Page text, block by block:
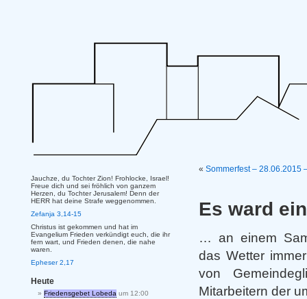
« Sommerfest – 28.06.2015
Es ward
… an einem
das Wetter
von
Mitarbeitern der
Jauchze, du Tochter Zion! Frohlocke, Israel!
Freue dich und sei fröhlich von ganzem
Herzen, du Tochter Jerusalem! Denn der
HERR hat deine Strafe weggenommen.
Zefanja 3,14-15
Christus ist gekommen und hat im
Evangelium Frieden verkündigt euch, die ihr
fern wart, und Frieden denen, die nahe
waren.
Epheser 2,17
Heute
Friedensgebet Lobeda um 12:00